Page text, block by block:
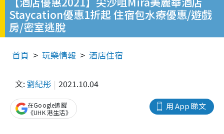
Staycation優惠1折起 住宿包水療優惠/遊戲
房/密室逃脫
首頁 玩樂情報 酒店住宿
文: 劉紀彤 2021.10.04
用 App 睇文
在Google追蹤
《UHK 港生活》